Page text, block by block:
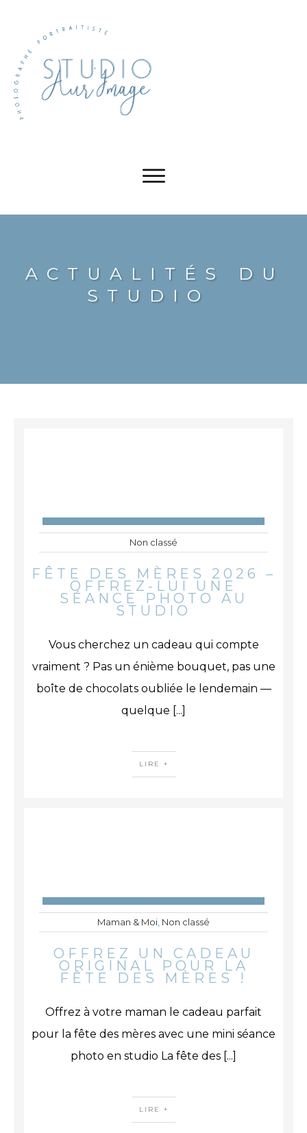
ACTUALITÉS DU
STUDIO
Non classé
FÊTE DES MÈRES 2026 –
OFFREZ-LUI UNE
SÉANCE PHOTO AU
STUDIO
Vous cherchez un cadeau qui compte
vraiment ? Pas un énième bouquet, pas une
boîte de chocolats oubliée le lendemain —
quelque [...]
LIRE +
Maman & Moi Non classé
OFFREZ UN CADEAU
ORIGINAL POUR LA
FÊTE DES MÈRES !
Offrez à votre maman le cadeau parfait
pour la fête des mères avec une mini séance
photo en studio La fête des [...]
LIRE +